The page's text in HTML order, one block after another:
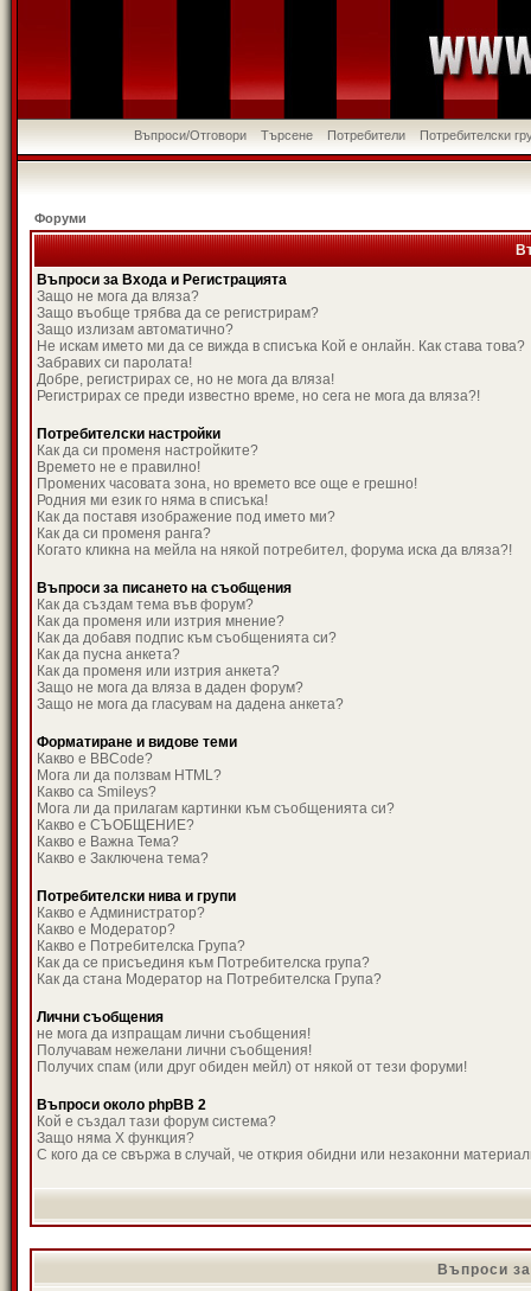
Въпроси/Отговори Търсене Потребители Потребителски
Форуми
Въпроси за Входа и Регистрацията
Защо не мога да вляза?
Защо въобще трябва да се регистрирам?
Защо излизам автоматично?
Не искам името ми да се вижда в списъка Кой е онлайн. Как става това?
Забравих си паролата!
Добре, регистрирах се, но не мога да вляза!
Регистрирах се преди известно време, но сега не мога да вляза?!
Потребителски настройки
Как да си променя настройките?
Времето не е правилно!
Промених часовата зона, но времето все още е грешно!
Родния ми език го няма в списъка!
Как да поставя изображение под името ми?
Как да си променя ранга?
Когато кликна на мейла на някой потребител, форума иска да вляза?!
Въпроси за писането на съобщения
Как да създам тема във форум?
Как да променя или изтрия мнение?
Как да добавя подпис към съобщенията си?
Как да пусна анкета?
Как да променя или изтрия анкета?
Защо не мога да вляза в даден форум?
Защо не мога да гласувам на дадена анкета?
Форматиране и видове теми
Какво е BBCode?
Мога ли да ползвам HTML?
Какво са Smileys?
Мога ли да прилагам картинки към съобщенията си?
Какво е СЪОБЩЕНИЕ?
Какво е Важна Тема?
Какво е Заключена тема?
Потребителски нива и групи
Какво е Администратор?
Какво е Модератор?
Какво е Потребителска Група?
Как да се присъединя към Потребителска група?
Как да стана Модератор на Потребителска Група?
Лични съобщения
не мога да изпращам лични съобщения!
Получавам нежелани лични съобщения!
Получих спам (или друг обиден мейл) от някой от тези форуми!
Въпроси около phpBB 2
Кой е създал тази форум система?
Защо няма X функция?
С кого да се свържа в случай, че открия обидни или незаконни
Въпроси